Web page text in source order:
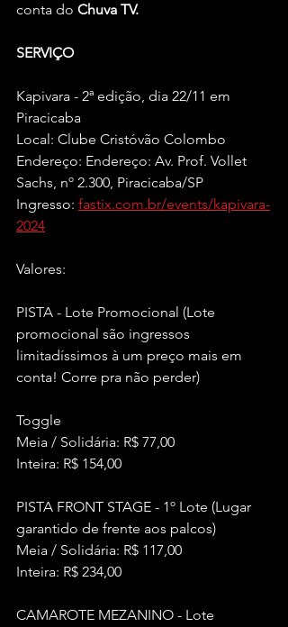
conta do Chuva TV.
SERVIÇO
Kapivara - 2ª edição, dia 22/11 em
Piracicaba
Local: Clube Cristóvão Colombo
Endereço: Endereço: Av. Prof. Vollet
Sachs, nº 2.300, Piracicaba/SP
Ingresso: fastix.com.br/events/kapivara-
2024
Valores:
PISTA - Lote Promocional (Lote
promocional são ingressos
limitadíssimos à um preço mais em
conta! Corre pra não perder)
Toggle
Meia / Solidária: R$ 77,00
Inteira: R$ 154,00
PISTA FRONT STAGE - 1º Lote (Lugar
garantido de frente aos palcos)
Meia / Solidária: R$ 117,00
Inteira: R$ 234,00
CAMAROTE MEZANINO - Lote